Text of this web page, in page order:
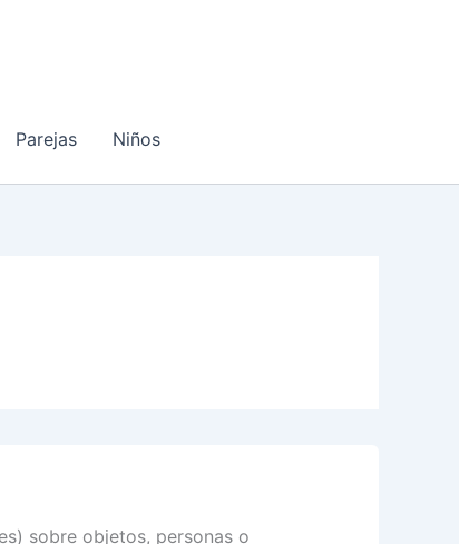
Parejas Niños
sobre objetos, personas o